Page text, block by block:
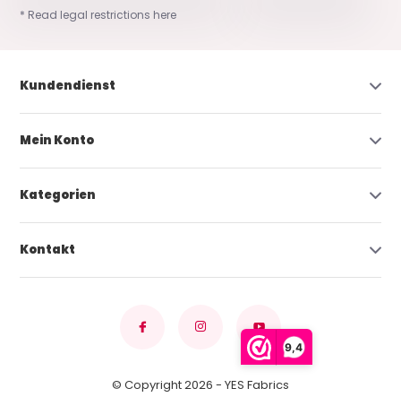
9,4
* Read legal restrictions here
Kundendienst
Mein Konto
Kategorien
Kontakt
© Copyright 2026 - YES Fabrics